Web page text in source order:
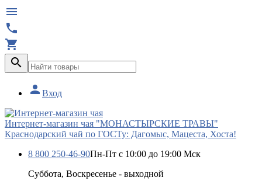




 Вход
Интернет-магазин чая "МОНАСТЫРСКИЕ ТРАВЫ"
Краснодарский чай по ГОСТу: Дагомыс, Мацеста, Хоста!
8 800 250-46-90Пн-Пт с 10:00 до 19:00 Мск
Суббота, Воскресенье - выходной